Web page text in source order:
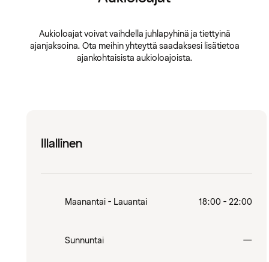
Aukioloajat voivat vaihdella juhlapyhinä ja tiettyinä
ajanjaksoina. Ota meihin yhteyttä saadaksesi lisätietoa
ajankohtaisista aukioloajoista.
Illallinen
Maanantai - Lauantai 18:00 - 22:00
Sunnuntai —